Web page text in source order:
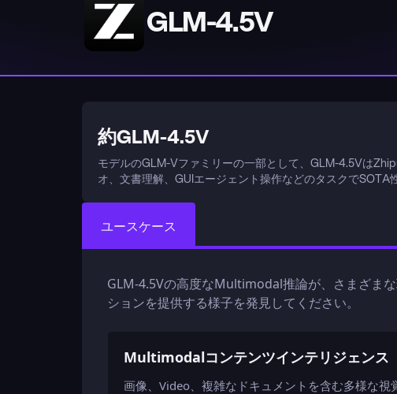
GLM-4.5V
約GLM-4.5V
モデルのGLM-Vファミリーの一部として、GLM-4.5Vは
オ、文書理解、GUIエージェント操作などのタスクでSOTA
ユースケース
GLM-4.5Vの高度なMultimodal推論が、さまざま
ションを提供する様子を発見してください。
Multimodalコンテンツインテリジェンス
画像、Video、複雑なドキュメントを含む多様な